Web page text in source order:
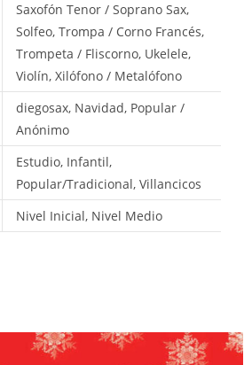
Saxofón Tenor / Soprano Sax,
Solfeo, Trompa / Corno Francés,
Trompeta / Fliscorno, Ukelele,
Violín, Xilófono / Metalófono
diegosax, Navidad, Popular /
Anónimo
Estudio, Infantil,
Popular/Tradicional, Villancicos
Nivel Inicial, Nivel Medio